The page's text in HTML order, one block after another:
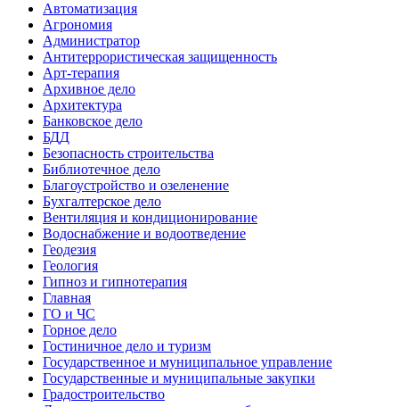
Автоматизация
Агрономия
Администратор
Антитеррористическая защищенность
Арт-терапия
Архивное дело
Архитектура
Банковское дело
БДД
Безопасность строительства
Библиотечное дело
Благоустройство и озеленение
Бухгалтерское дело
Вентиляция и кондиционирование
Водоснабжение и водоотведение
Геодезия
Геология
Гипноз и гипнотерапия
Главная
ГО и ЧС
Горное дело
Гостиничное дело и туризм
Государственное и муниципальное управление
Государственные и муниципальные закупки
Градостроительство